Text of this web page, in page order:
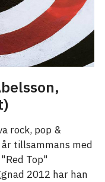
rock, pop &
tillsammans med
Top"
2012 har han